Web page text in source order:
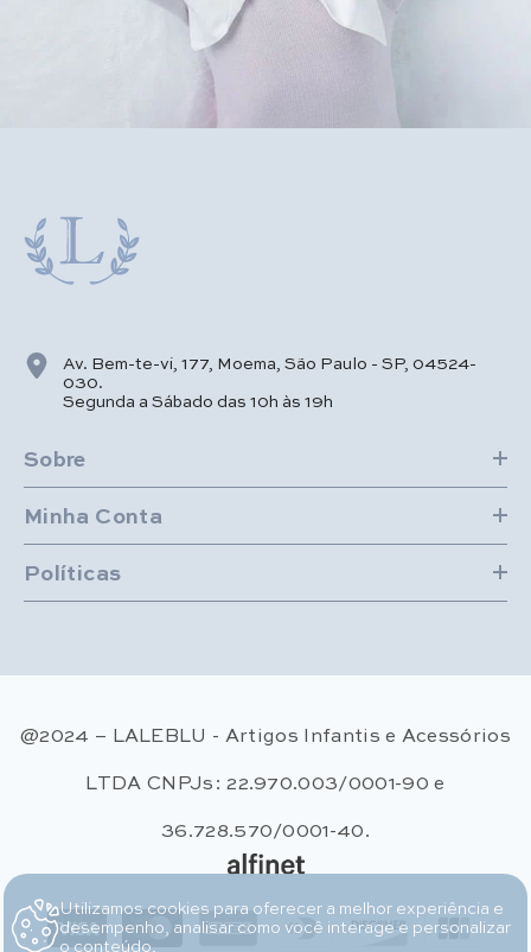
Av. Bem-te-vi, 177, Moema, São Paulo - SP, 04524-
030.
Segunda a Sábado das 10h às 19h
Sobre
Minha Conta
Políticas
@2024 – LALEBLU - Artigos Infantis e Acessórios
LTDA CNPJs: 22.970.003/0001-90 e
36.728.570/0001-40.
Métodos de pagamento
Utilizamos cookies para oferecer a melhor experiência e
desempenho, analisar como você interage e personalizar
o conteúdo.